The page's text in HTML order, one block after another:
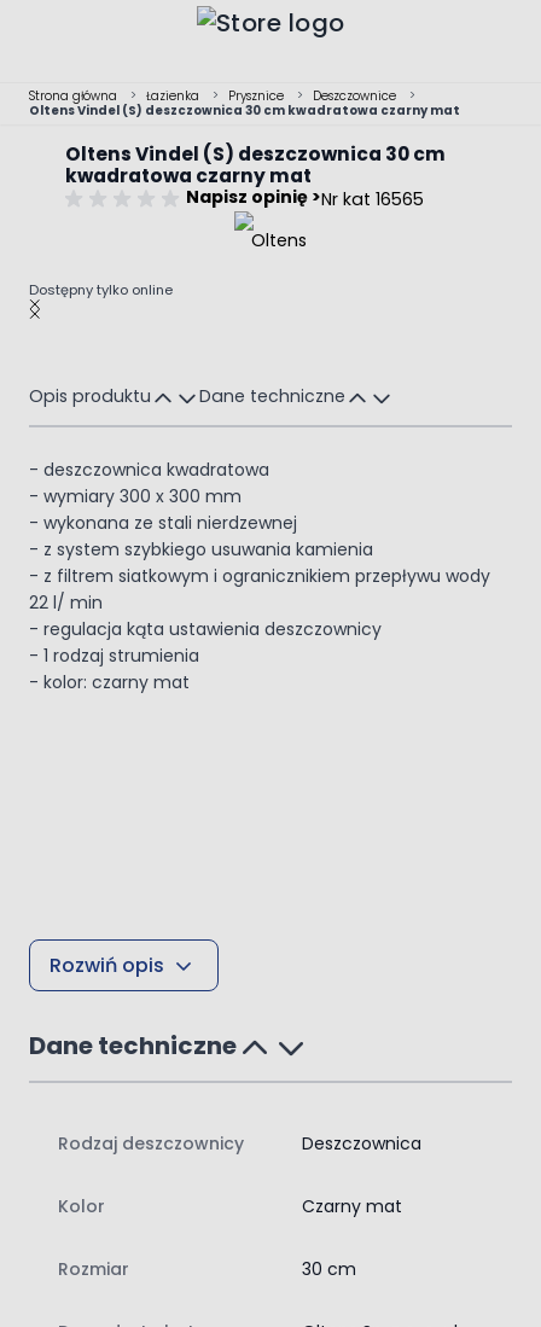
Strona główna > Łazienka > Prysznice > Deszczownice
>
Oltens Vindel (S) deszczownica 30 cm kwadratowa czarny mat
Oltens Vindel (S) deszczownica 30 cm
kwadratowa czarny mat
Napisz opinię >Nr kat 16565
Dostępny tylko online
Main image
Click to view image in fullscreen
Opis produktu Dane techniczne
- deszczownica kwadratowa
- wymiary 300 x 300 mm
- wykonana ze stali nierdzewnej
- z system szybkiego usuwania kamienia
- z filtrem siatkowym i ogranicznikiem przepływu wody
22 l/ min
- regulacja kąta ustawienia deszczownicy
- 1 rodzaj strumienia
- kolor: czarny mat
Rozwiń opis
Dane techniczne
Rodzaj deszczownicy Deszczownica
Kolor Czarny mat
Rozmiar 30 cm